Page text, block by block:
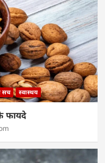
सच स्वास्थय
फायदे